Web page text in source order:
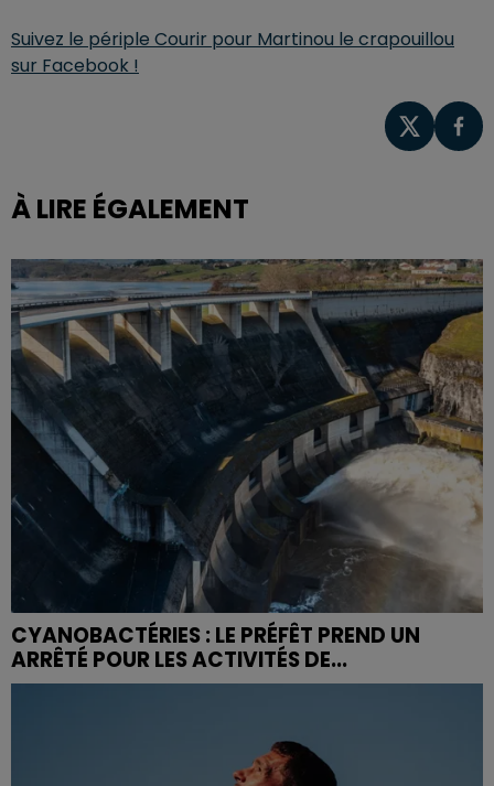
Suivez le périple Courir pour Martinou le crapouillou
sur Facebook !
À LIRE ÉGALEMENT
CYANOBACTÉRIES : LE PRÉFÊT PREND UN
ARRÊTÉ POUR LES ACTIVITÉS DE...